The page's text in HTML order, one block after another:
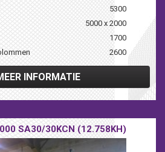
5300
5000 x 2000
1700
2600
INFORMATIE
SA30/30KCN (12.758KH)